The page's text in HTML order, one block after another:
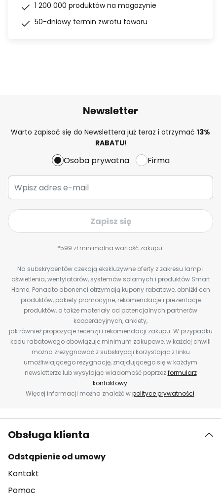
1 200 000 produktów na magazynie
50-dniowy termin zwrotu towaru
Newsletter
Warto zapisać się do Newslettera już teraz i otrzymać 13%
RABATU!
Osoba prywatna Firma
Zapisz się
*599 zł minimalna wartość zakupu.
Na subskrybentów czekają ekskluzywne oferty z zakresu lamp i
oświetlenia, wentylatorów, systemów solarnych i produktów Smart
Home. Ponadto abonenci otrzymają kupony rabatowe, obniżki cen
produktów, pakiety promocyjne, rekomendacje i prezentacje
produktów, a także materiały od potencjalnych partnerów
kooperacyjnych, ankiety,
jak również propozycje recenzji i rekomendacji zakupu. W przypadku
kodu rabatowego obowiązuje minimum zakupowe, w każdej chwili
można zrezygnować z subskrypcji korzystając z linku
umożliwiającego rezygnację, znajdującego się w każdym
newsletterze lub wysyłając wiadomość poprzezformularz
kontaktowy.
Więcej informacji można znaleźć wpolityce prywatności.
Obsługa klienta
Odstąpienie od umowy
Kontakt
Pomoc